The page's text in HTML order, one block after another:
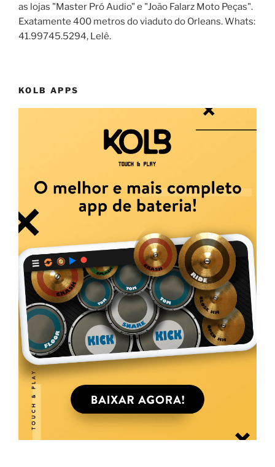
as lojas "Master Pró Audio" e "João Falarz Moto Peças".
Exatamente 400 metros do viaduto do Orleans. Whats:
41.99745.5294, Lelê.
KOLB APPS